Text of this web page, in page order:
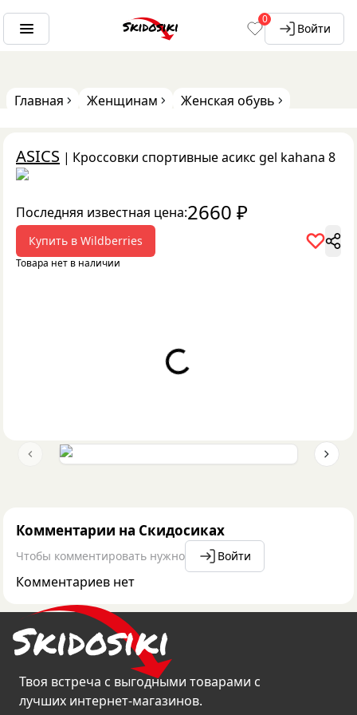
0
Войти
Главная Женщинам Женская обувь
ASICS | Кроссовки спортивные асикс gel kahana 8
Последняя известная цена:2660 ₽
Купить в Wildberries
Товара нет в наличии
Loading...
Previous slide Next
Комментарии на Скидосиках
Чтобы комментировать нужно Войти
Комментариев нет
Твоя встреча с выгодными товарами с
лучших интернет-магазинов.